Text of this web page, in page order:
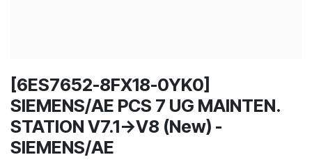
[6ES7652-8FX18-0YK0]
SIEMENS/AE PCS 7 UG MAINTEN.
STATION V7.1->V8 (New) -
SIEMENS/AE